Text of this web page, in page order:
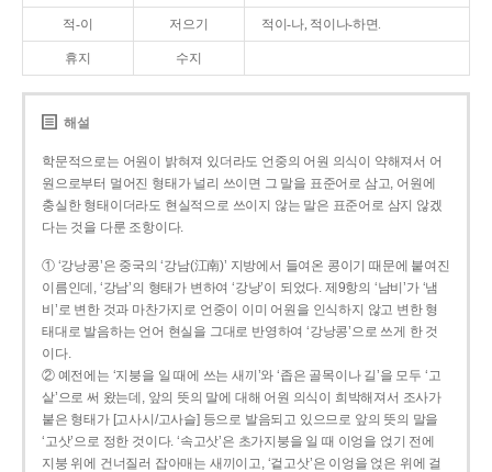
적-이 저으기 적이-나, 적이나-하면.
휴지 수지
해설
학문적으로는 어원이 밝혀져 있더라도 언중의 어원 의식이 약해져서 어
원으로부터 멀어진 형태가 널리 쓰이면 그 말을 표준어로 삼고, 어원에
충실한 형태이더라도 현실적으로 쓰이지 않는 말은 표준어로 삼지 않겠
다는 것을 다룬 조항이다.
① ‘강낭콩’은 중국의 ‘강남(江南)’ 지방에서 들여온 콩이기 때문에 붙여진
이름인데, ‘강남’의 형태가 변하여 ‘강낭’이 되었다. 제9항의 ‘남비’가 ‘냄
비’로 변한 것과 마찬가지로 언중이 이미 어원을 인식하지 않고 변한 형
태대로 발음하는 언어 현실을 그대로 반영하여 ‘강낭콩’으로 쓰게 한 것
이다.
② 예전에는 ‘지붕을 일 때에 쓰는 새끼’와 ‘좁은 골목이나 길’을 모두 ‘고
샅’으로 써 왔는데, 앞의 뜻의 말에 대해 어원 의식이 희박해져서 조사가
붙은 형태가 [고사시/고사슬] 등으로 발음되고 있으므로 앞의 뜻의 말을
‘고삿’으로 정한 것이다. ‘속고삿’은 초가지붕을 일 때 이엉을 얹기 전에
지붕 위에 건너질러 잡아매는 새끼이고, ‘겉고삿’은 이엉을 얹은 위에 걸